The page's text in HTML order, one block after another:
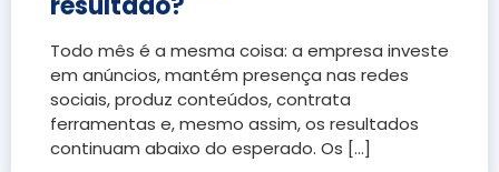
Todo mês é a mesma coisa: a empresa investe
em anúncios, mantém presença nas redes
sociais, produz conteúdos, contrata
ferramentas e, mesmo assim, os resultados
continuam abaixo do esperado. Os [...]